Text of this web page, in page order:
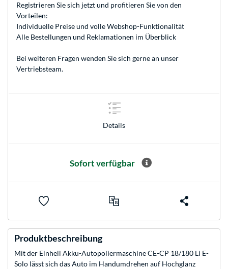
Registrieren Sie sich jetzt und profitieren Sie von den
Vorteilen:
Individuelle Preise und volle Webshop-Funktionalität
Alle Bestellungen und Reklamationen im Überblick
Bei weiteren Fragen wenden Sie sich gerne an unser
Vertriebsteam.
Details
Sofort verfügbar
Produktbeschreibung
Mit der Einhell Akku-Autopoliermaschine CE-CP 18/180 Li E-
Solo lässt sich das Auto im Handumdrehen auf Hochglanz